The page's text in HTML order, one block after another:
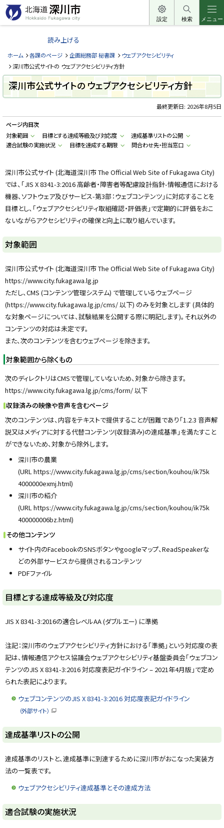
本
文
へ
ー
北
道
深
川
市
H
k
a
d
o
a
g
a
w
a
c
t
設定 検索 メニュー
読み上げる
ホーム 各課のページ 企画総務部 秘書課
ウェブアクセシビリティ
深川市公式サイトの ウェブアクセシビリティ方針
深川市公式サイトの ウェブアクセシビリティ方針
最終更新日: 2026年8月5日
ページ内目次
対象範囲
目標とする達成等級及び対応度
達成基準リストの公開
適合試験の実施状況
目標を達成する期限 問合わせ先・担当窓口
深川市公式サイト (北海道深川市 The Official Web Site of Fukagawa City)
では、「JIS X 8341-3:2016 高齢者・障害者等配慮設計指針-情報通信における
機器、ソフトウェア及びサービス-第3部：ウェブコンテンツ」に対応することを
目標とし、「ウェブアクセシビリティ取組確認・評価表」で定期的に評価をおこ
ないながらアクセシビリティの確保と向上に取り組んでいます。
対象範囲
深川市公式サイト (北海道深川市 The Official Web Site of Fukagawa City)
https://www.city.fukagawa.lg.jp
ただし、CMS (コンテンツ管理システム) で管理しているウェブページ
(https://www.city.fukagawa.lg.jp/cms/ 以下) のみを対象とします (具体的
な対象ページについては、試験結果を公開する際に明記します)。それ以外の
コンテンツの対応は未定です。
また、次のコンテンツを含むウェブページを除きます。
対象範囲から除くもの
次のディレクトリはCMSで管理していないため、対象から除きます。
https://www.city.fukagawa.lg.jp/cms/form/ 以下
収録済みの映像や音声を含むページ
次のコンテンツは、内容をテキストで提供することが困難であり「1.2.3 音声解
説又はメディアに対する代替コンテンツ(収録済み)の達成基準」を満たすこと
ができないため、対象から除外します。
深川市の農業
(URL https://www.city.fukagawa.lg.jp/cms/section/kouhou/ik75k
4000000exmj.html)
深川市の紹介
(URL https://www.city.fukagawa.lg.jp/cms/section/kouhou/ik75k
400000006bz.html)
その他コンテンツ
サイト内のFacebookのSNSボタンやgoogleマップ、ReadSpeakerな
どの外部サービスから提供されるコンテンツ
PDFファイル
ト
ッ
プ
戻
る
目標とする達成等級及び対応度
JIS X 8341-3:2016の適合レベルAA (ダブルエー) に準拠
注記：深川市のウェブアクセシビリティ方針における「準拠」という対応度の表
記は、情報通信アクセス協議会ウェブアクセシビリティ基盤委員会「ウェブコン
テンツのJIS X 8341-3:2016 対応度表記ガイドライン – 2021年4月版」で定め
られた表記によります。
ウェブコンテンツのJIS X 8341-3:2016 対応度表記ガイドライン
（外部サイト）
規
ウ
ィ
ド
ウ
開
ま
）
ト
ッ
プ
に
達成基準リストの公開
達成基準のリストと、達成基準に到達するために深川市がおこなった実装方
法の一覧表です。
ウェブアクセシビリティ達成基準とその達成方法
ト
ッ
適合試験の実施状況